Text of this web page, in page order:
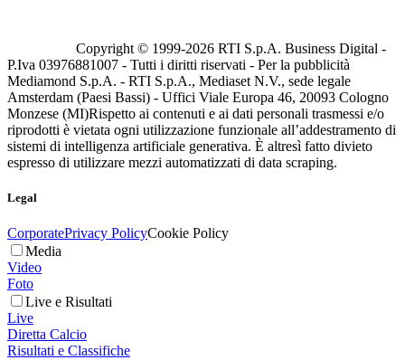
Copyright © 1999-2026 RTI S.p.A. Business Digital -
P.Iva 03976881007 - Tutti i diritti riservati - Per la pubblicità
Mediamond S.p.A. - RTI S.p.A., Mediaset N.V., sede legale
Amsterdam (Paesi Bassi) - Uffici Viale Europa 46, 20093 Cologno
Monzese (MI)Rispetto ai contenuti e ai dati personali trasmessi e/o
riprodotti è vietata ogni utilizzazione funzionale all’addestramento di
sistemi di intelligenza artificiale generativa. È altresì fatto divieto
espresso di utilizzare mezzi automatizzati di data scraping.
Legal
CorporatePrivacy PolicyCookie Policy
Media
Video
Foto
Live e Risultati
Live
Diretta Calcio
Risultati e Classifiche